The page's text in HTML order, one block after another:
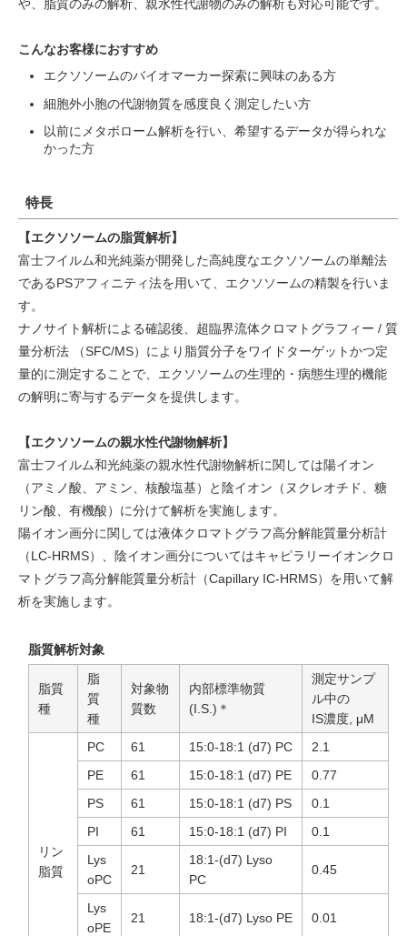
や、脂質のみの解析、親水性代謝物のみの解析も対応可能です。
こんなお客様におすすめ
エクソソームのバイオマーカー探索に興味のある方
細胞外⼩胞の代謝物質を感度良く測定したい方
以前にメタボローム解析を行い、希望するデータが得られな
かった方
特長
【エクソソームの脂質解析】
富士フイルム和光純薬が開発した高純度なエクソソームの単離法
であるPSアフィニティ法を用いて、エクソソームの精製を行いま
す。
ナノサイト解析による確認後、超臨界流体クロマトグラフィー / 質
量分析法 （SFC/MS）により脂質分子をワイドターゲットかつ定
量的に測定することで、エクソソームの生理的・病態生理的機能
の解明に寄与するデータを提供します。
【エクソソームの親水性代謝物解析】
富士フイルム和光純薬の親水性代謝物解析に関しては陽イオン
（アミノ酸、アミン、核酸塩基）と陰イオン（ヌクレオチド、糖
リン酸、有機酸）に分けて解析を実施します。
陽イオン画分に関しては液体クロマトグラフ高分解能質量分析計
（LC-HRMS）、陰イオン画分についてはキャピラリーイオンクロ
マトグラフ高分解能質量分析計（Capillary IC-HRMS）を用いて解
析を実施します。
脂質解析対象
脂質
種
脂
質
種
対象物
質数
内部標準物質
(I.S.)＊
測定サンプ
ル中の
IS濃度, μM
リン
脂質
PC 61 15:0-18:1 (d7) PC
2.1
PE
61 15:0-18:1 (d7) PE
0.77
PS
61 15:0-18:1 (d7) PS
0.1
PI
61 15:0-18:1 (d7) PI
0.1
Lys
oPC
21
18:1-(d7) Lyso
PC
0.45
Lys
oPE
21 18:1-(d7) Lyso PE 0.01